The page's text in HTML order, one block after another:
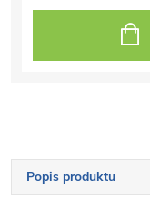
Popis produktu